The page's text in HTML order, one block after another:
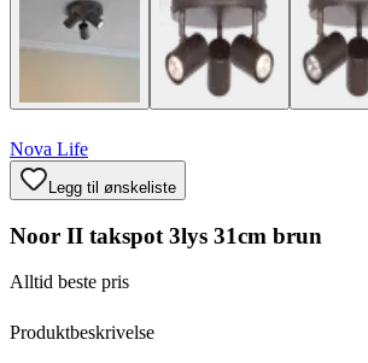
Nova Life
Legg til ønskeliste
Noor II takspot 3lys 31cm brun
Alltid beste pris
Produktbeskrivelse